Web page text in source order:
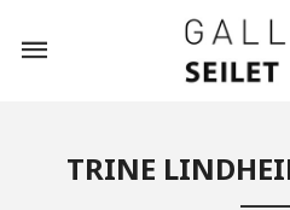
innholdet
TRINE